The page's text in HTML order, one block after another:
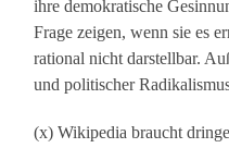
ihre demokratische
Frage zeigen, wenn sie es
rational nicht darstellbar.
und politischer
(x) Wikipedia braucht